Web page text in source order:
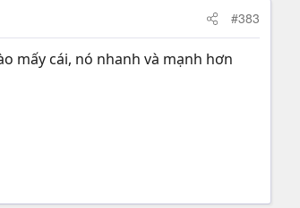
#383
mấy cái, nó nhanh và mạnh hơn